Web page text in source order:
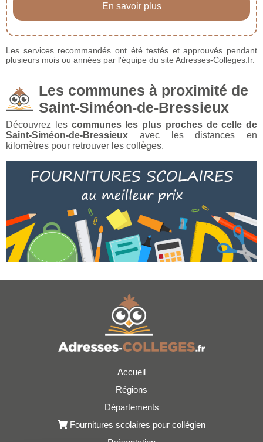
En savoir plus
Les services recommandés ont été testés et approuvés pendant
plusieurs mois ou années par l'équipe du site Adresses-Colleges.fr.
Les communes à proximité de
Saint-Siméon-de-Bressieux
Découvrez les communes les plus proches de celle de
Saint-Siméon-de-Bressieux avec les distances en
kilomètres pour retrouver les collèges.
Accueil
Régions
Départements
Fournitures scolaires pour collégien